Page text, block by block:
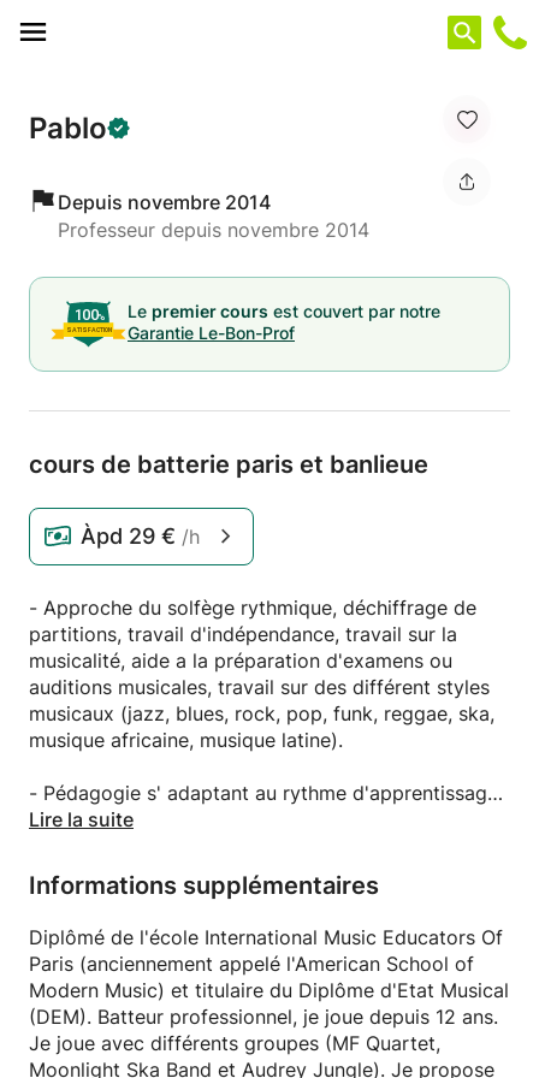
Pablo
Depuis novembre 2014
Professeur depuis novembre 2014
Le premier cours est couvert par notre
Garantie Le-Bon-Prof
cours de batterie paris et banlieue
Àpd 29 € /h
- Approche du solfège rythmique, déchiffrage de
partitions, travail d'indépendance, travail sur la
musicalité, aide a la préparation d'examens ou
auditions musicales, travail sur des différent styles
musicaux (jazz, blues, rock, pop, funk, reggae, ska,
musique africaine, musique latine).
- Pédagogie s' adaptant au rythme d'apprentissage
et demande de chacun.
Lire la suite
Informations supplémentaires
Diplômé de l'école International Music Educators Of
Paris (anciennement appelé l'American School of
Modern Music) et titulaire du Diplôme d'Etat Musical
(DEM). Batteur professionnel, je joue depuis 12 ans.
Je joue avec différents groupes (MF Quartet,
Moonlight Ska Band et Audrey Jungle). Je propose